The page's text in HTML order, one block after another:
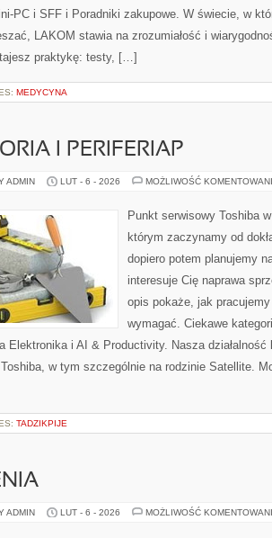
PC i SFF i Poradniki zakupowe. W świecie, w
LAKOM stawia na zrozumiałość i
praktykę: testy, […]
MEDYCYNA
I PERIFERIAP
ADMIN LUT - 6 - 2026 MOŻLIWOŚĆ
Punkt serwisowy Toshiba
którym zaczynamy od
dopiero potem planujemy
interesuje Cię naprawa
opis pokaże, jak
wymagać. Ciekawe
Elektronika i AI & Productivity. Nasza działalność
w tym szczególnie na rodzinie Satellite.
TADZIKPIJE
ADMIN LUT - 6 - 2026 MOŻLIWOŚĆ